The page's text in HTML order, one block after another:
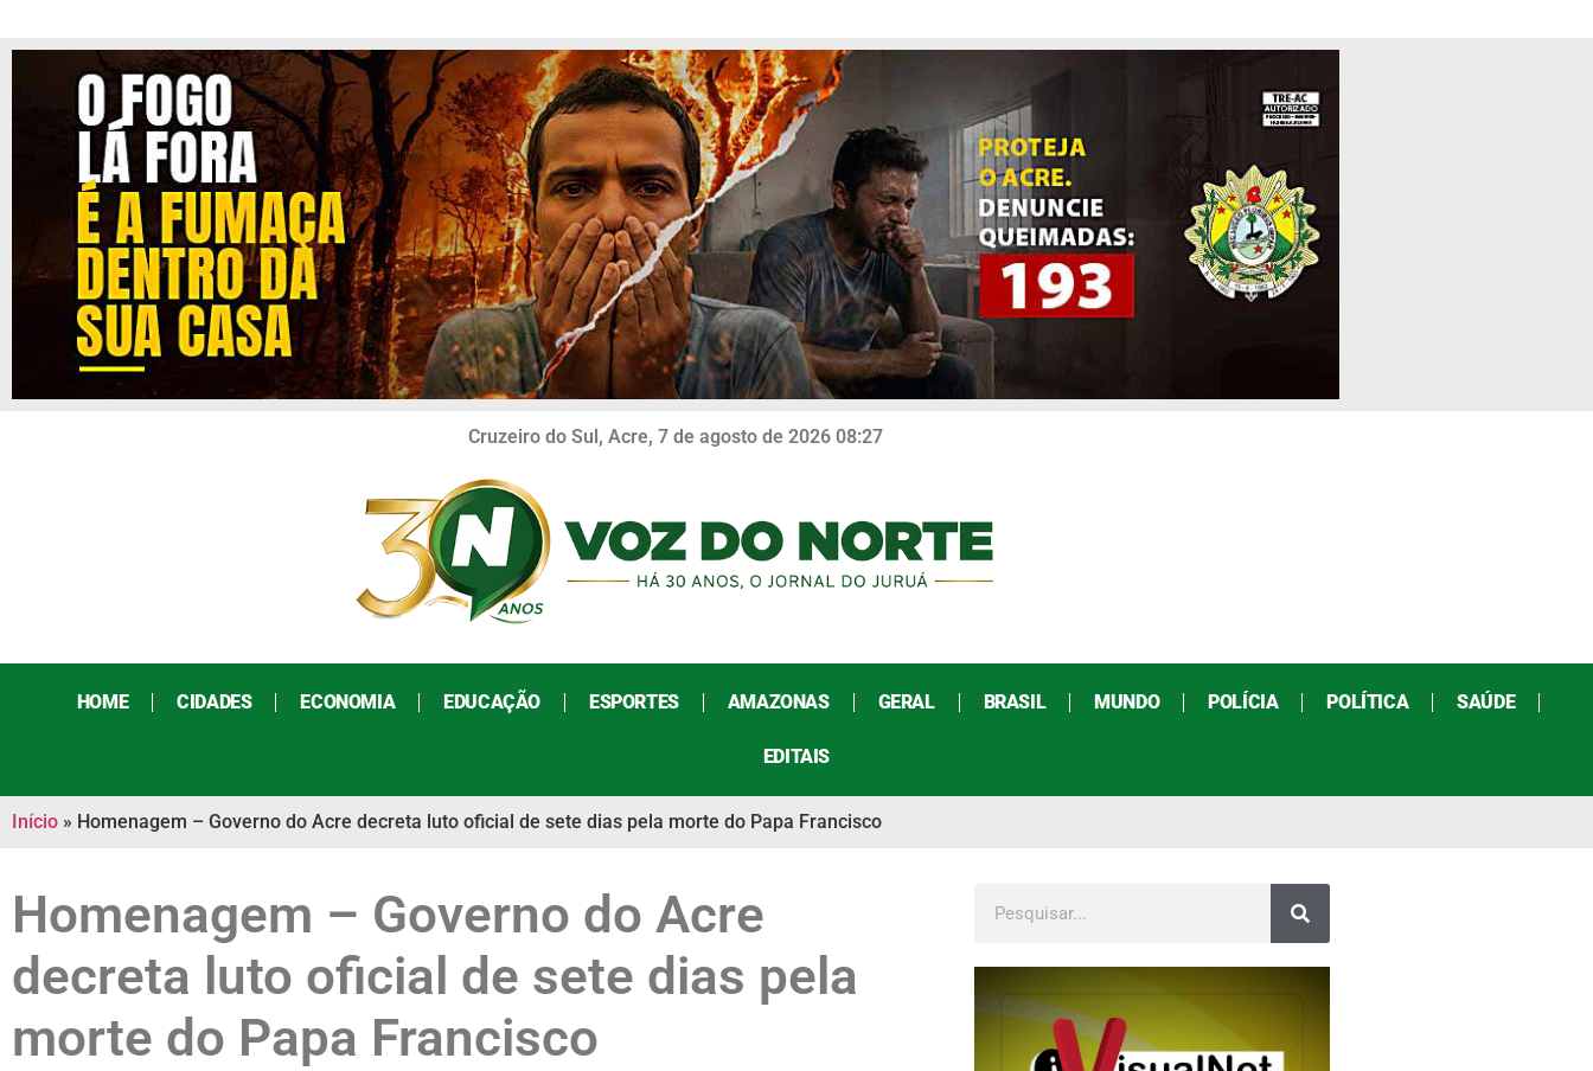
Cruzeiro do Sul, Acre, 7 de agosto de 2026 08:27
HOME CIDADES ECONOMIA EDUCAÇÃO ESPORTES AMAZONAS GERAL BRASIL MUNDO POLÍCIA POLÍTICA SAÚDE
EDITAIS
Início » Homenagem – Governo do Acre decreta luto oficial de sete dias pela morte do Papa Francisco
Homenagem – Governo do Acre
decreta luto oficial de sete dias pela
morte do Papa Francisco